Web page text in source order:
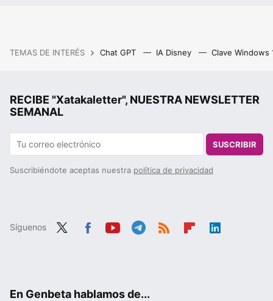
TEMAS DE INTERÉS Chat GPT IA Disney Clave Windows
RECIBE "Xatakaletter", NUESTRA NEWSLETTER
SEMANAL
SUSCRIBIR
Suscribiéndote aceptas nuestra política de privacidad
Síguenos
En Genbeta hablamos de...